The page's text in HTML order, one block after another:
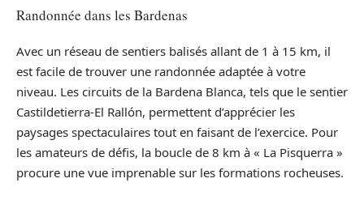
Randonnée dans les Bardenas
Avec un réseau de sentiers balisés allant de 1 à 15 km, il
est facile de trouver une randonnée adaptée à votre
niveau. Les circuits de la Bardena Blanca, tels que le sentier
Castildetierra-El Rallón, permettent d’apprécier les
paysages spectaculaires tout en faisant de l’exercice. Pour
les amateurs de défis, la boucle de 8 km à « La Pisquerra »
procure une vue imprenable sur les formations rocheuses.